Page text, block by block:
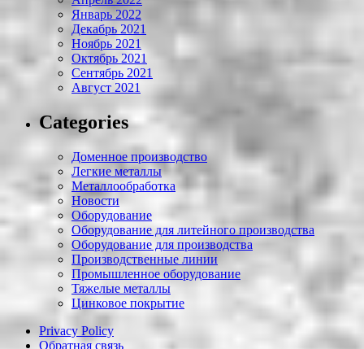
Январь 2022
Декабрь 2021
Ноябрь 2021
Октябрь 2021
Сентябрь 2021
Август 2021
Categories
Доменное производство
Легкие металлы
Металлообработка
Новости
Оборудование
Оборудование для литейного производства
Оборудование для производства
Производственные линии
Промышленное оборудование
Тяжелые металлы
Цинковое покрытие
Privacy Policy
Обратная связь